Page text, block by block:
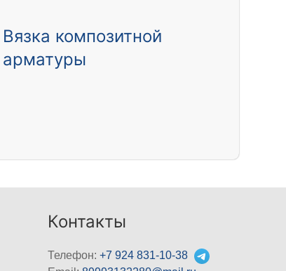
Вязка композитной
арматуры
Контакты
Телефон:+7 924 831-10-38